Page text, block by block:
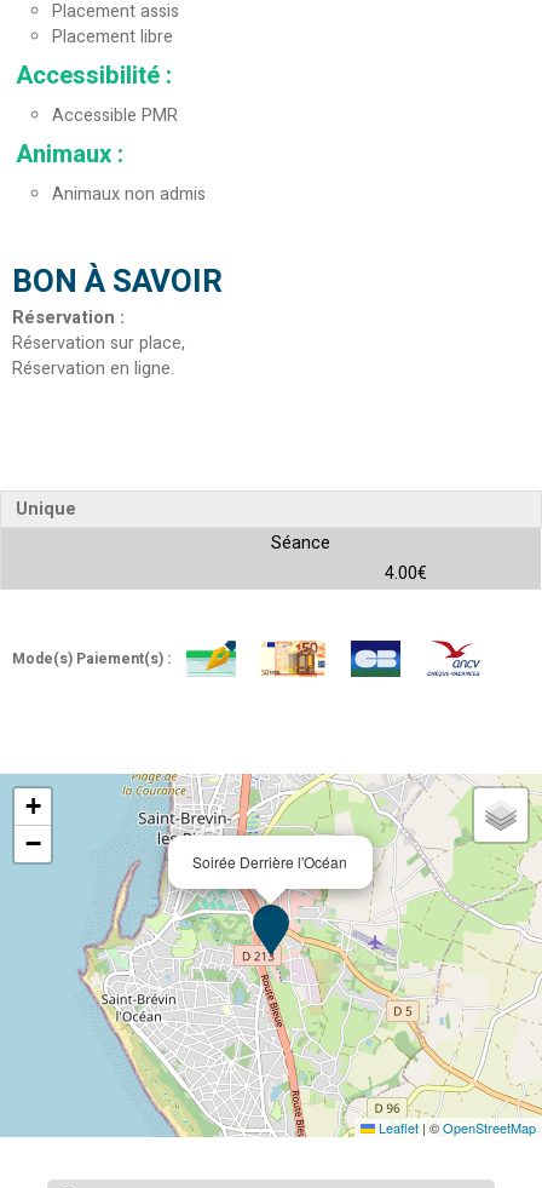
Placement assis
Placement libre
Accessibilité :
Accessible PMR
Animaux :
Animaux non admis
BON À SAVOIR
Réservation :
Réservation sur place
Réservation en ligne
Unique
Séance
4.00€
Mode(s) Paiement(s) :
Soirée Derrière l'Océan
+
−
Leaflet | ©OpenStreetMap